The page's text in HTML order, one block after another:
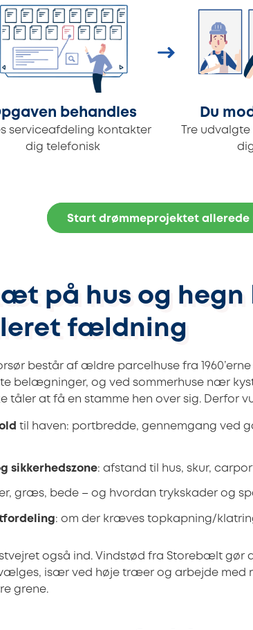
behandles
serviceafdeling kontakter
dig telefonisk
Du
Tre
Start drømmeprojektet allerede
på hus og hegn
fældning
består af ældre parcelhuse fra 1960’erne
belægninger, og ved sommerhuse nær
tåler at få en stamme hen over sig. Derfor
til haven: portbredde, gennemgang ved
sikkerhedszone: afstand til hus, skur,
græs, bede – og hvordan trykskader og
: om der kræves topkapning/
også ind. Vindstød fra Storebælt gør
især ved høje træer og arbejde med
grene.